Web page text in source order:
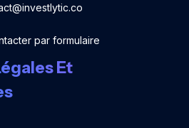
par formulaire
Et